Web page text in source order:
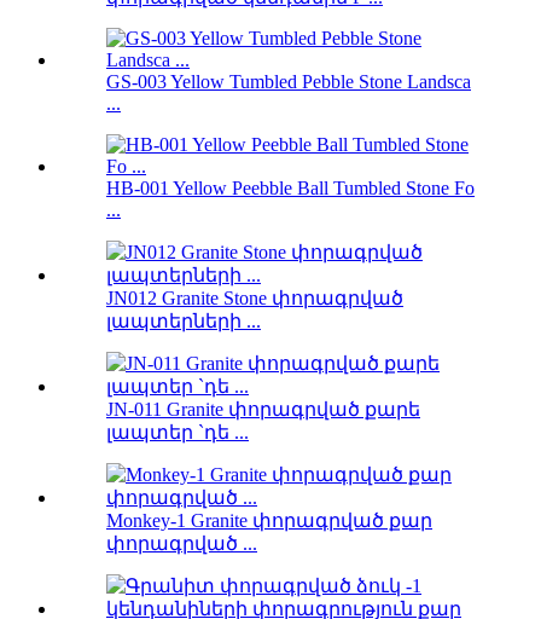
GS-003 Yellow Tumbled Pebble Stone Landsca
...
HB-001 Yellow Peebble Ball Tumbled Stone Fo
...
JN012 Granite Stone փորագրված
լապտերների ...
JN-011 Granite փորագրված քարե
լապտեր `դե ...
Monkey-1 Granite փորագրված քար
փորագրված ...